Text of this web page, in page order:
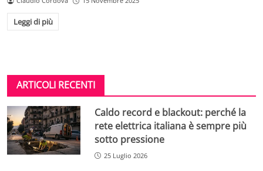
Leggi di più
ARTICOLI RECENTI
Caldo record e blackout: perché la
rete elettrica italiana è sempre più
sotto pressione
25 Luglio 2026